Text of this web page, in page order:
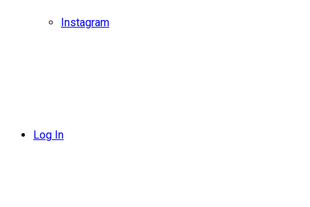
Instagram
Log In